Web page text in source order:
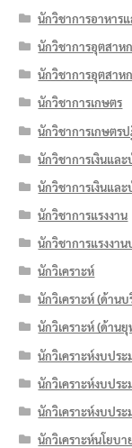
นักวิชาการอาหาร
นักวิชาการอุตสาห
นักวิชาการอุตสาห
นักวิชาการเกษตร
นักวิชาการเกษตร
นักวิชาการเงินแล
นักวิชาการเงินแล
นักวิชาการแรงงาน
นักวิชาการแรงงา
นักวิเคราะห์
นักวิเคราะห์ (ด้านบ
นักวิเคราะห์ (ด้าน
นักวิเคราะห์งบปร
นักวิเคราะห์งบปร
นักวิเคราะห์งบปร
นักวิเคราะห์นโยบ